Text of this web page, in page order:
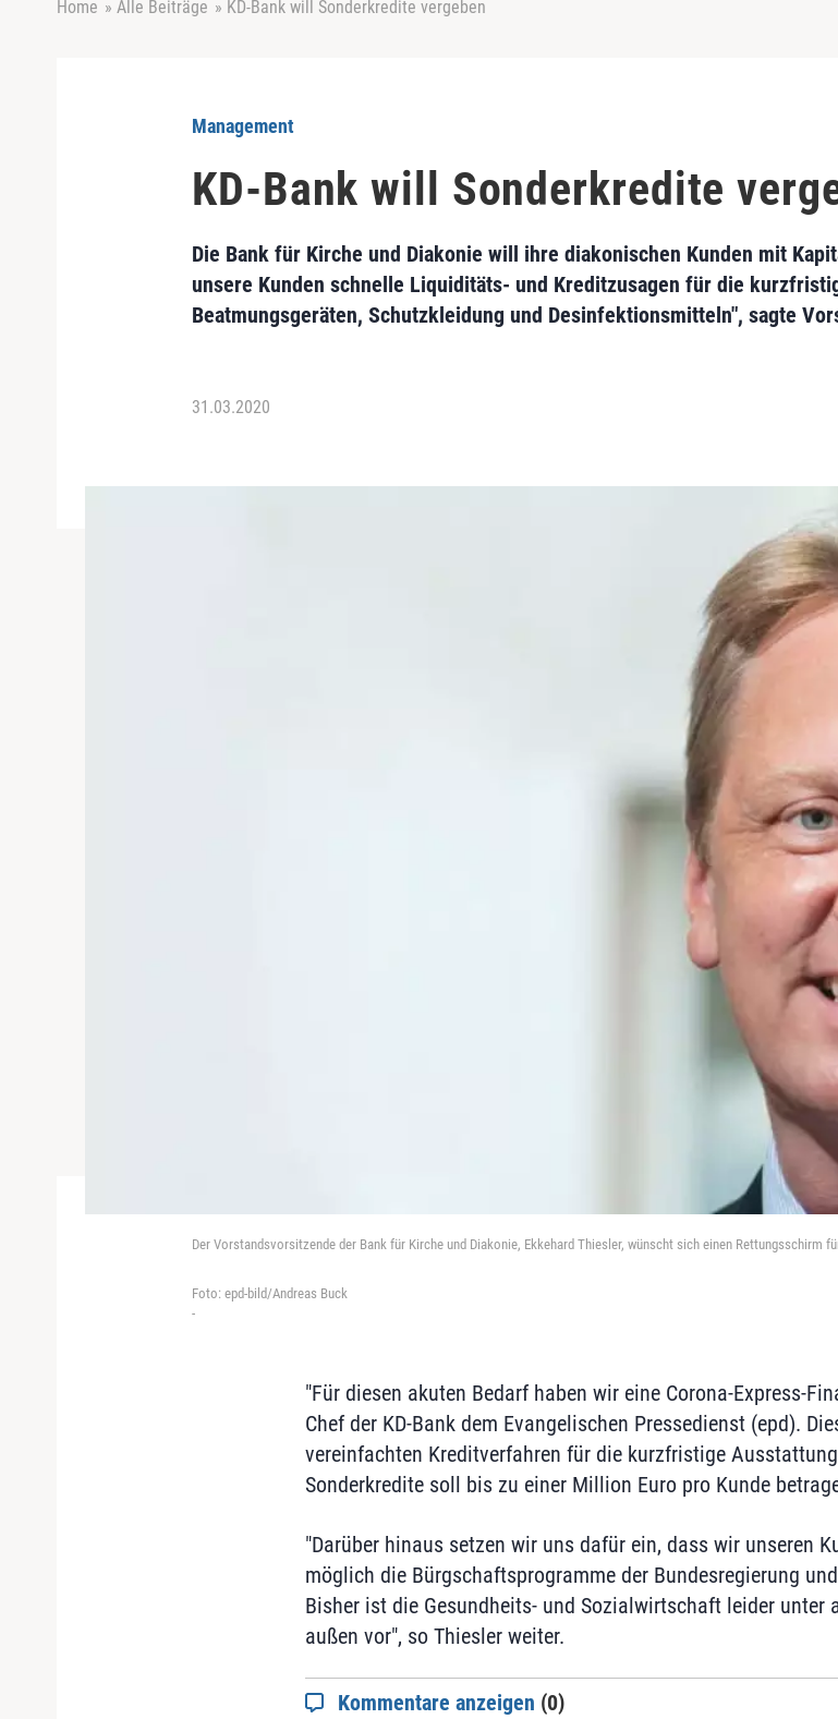
Home » Alle Beiträge » KD-Bank will Sonderkredite vergeben
Management
KD-Bank will Sonderkredite
Die Bank für Kirche und Diakonie will ihre diakonischen Kunden mit
unsere Kunden schnelle Liquiditäts- und Kreditzusagen für die
Beatmungsgeräten, Schutzkleidung und Desinfektionsmitteln", sagte
31.03.2020
Der Vorstandsvorsitzende der Bank für Kirche und Diakonie, Ekkehard Thiesler, wünscht sich einen Rettungsschirm
Foto: epd-bild/Andreas Buck
-
"Für diesen akuten Bedarf haben wir eine Corona-Express-
Chef der KD-Bank dem Evangelischen Pressedienst (epd).
vereinfachten Kreditverfahren für die kurzfristige
Sonderkredite soll bis zu einer Million Euro pro Kunde
"Darüber hinaus setzen wir uns dafür ein, dass wir unseren
möglich die Bürgschaftsprogramme der Bundesregierung
Bisher ist die Gesundheits- und Sozialwirtschaft leider unter
außen vor", so Thiesler weiter.
Kommentare anzeigen (0)